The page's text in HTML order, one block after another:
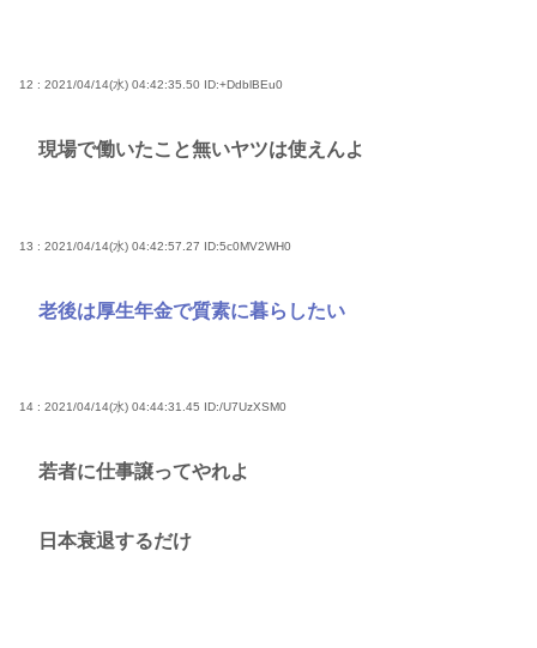
12 : 2021/04/14(水) 04:42:35.50 ID:+DdblBEu0
現場で働いたこと無いヤツは使えんよ
13 : 2021/04/14(水) 04:42:57.27 ID:5c0MV2WH0
老後は厚生年金で質素に暮らしたい
14 : 2021/04/14(水) 04:44:31.45 ID:/U7UzXSM0
若者に仕事譲ってやれよ
日本衰退するだけ